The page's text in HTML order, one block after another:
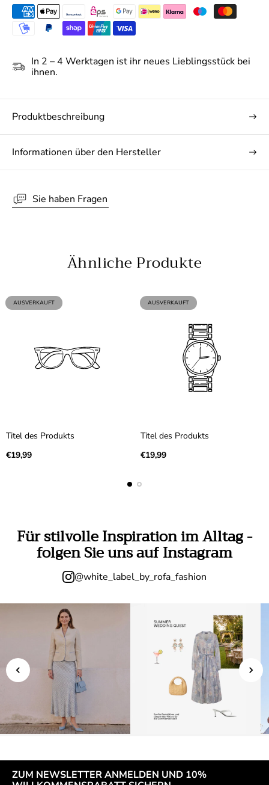
In 2 – 4 Werktagen ist ihr neues Lieblingsstück bei
ihnen.
Produktbeschreibung
Informationen über den Hersteller
Sie haben Fragen
Ähnliche Produkte
PRODUKTBEZEICHNUNG:
AUSVERKAUFT
Titel des Produkts
Regulärer Preis
€19,99
PRODUKTBEZEICHNUNG:
AUSVERKAUFT
Titel des Produkts
Regulärer Preis
€19,99
Für stilvolle Inspiration im Alltag -
folgen Sie uns auf Instagram
@white_label_by_rofa_fashion
ZUM NEWSLETTER ANMELDEN UND 10%
Bestellung
Werden Sie Teil der White Label by RoFa
auf Ihre erste Bestellung - direkt in Ihr Postfach.
Ihre E-Mail Adresse